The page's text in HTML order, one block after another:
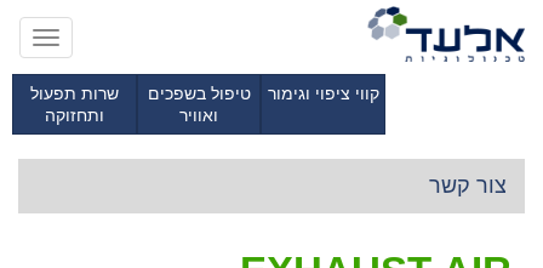
שרות תפעול
ותחזוקה
טיפול בשפכים
ואוויר
קווי ציפוי וגימור
צור קשר